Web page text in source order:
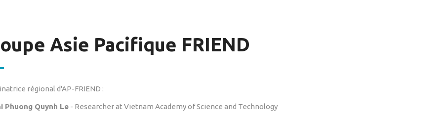
Asie Pacifique FRIEND
régional d'AP-FRIEND :
Phuong Quynh Le- Researcher at Vietnam Academy of Science and Technology